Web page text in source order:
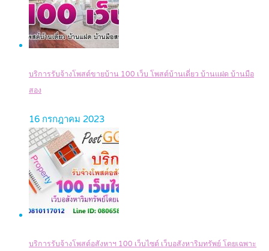
บริการรับจ้างโพสต์ขายบ้าน 100 เว็บ โพสต์บ้านเดี่ยว บ้านแฝด บ้านมือ
สอง
16 กรกฎาคม 2023
บริการรับจ้างโพสต์อสังหาฯ 100 เว็บไซต์ เว็บอสังหาริมทรัพย์ โดยเฉพาะ